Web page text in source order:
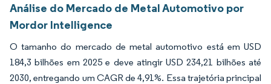
Análise do Mercado de Metal Automotivo por
Mordor Intelligence
O tamanho do mercado de metal automotivo está em USD
184,3 bilhões em 2025 e deve atingir USD 234,21 bilhões até
2030, entregando um CAGR de 4,91%. Essa trajetória principal